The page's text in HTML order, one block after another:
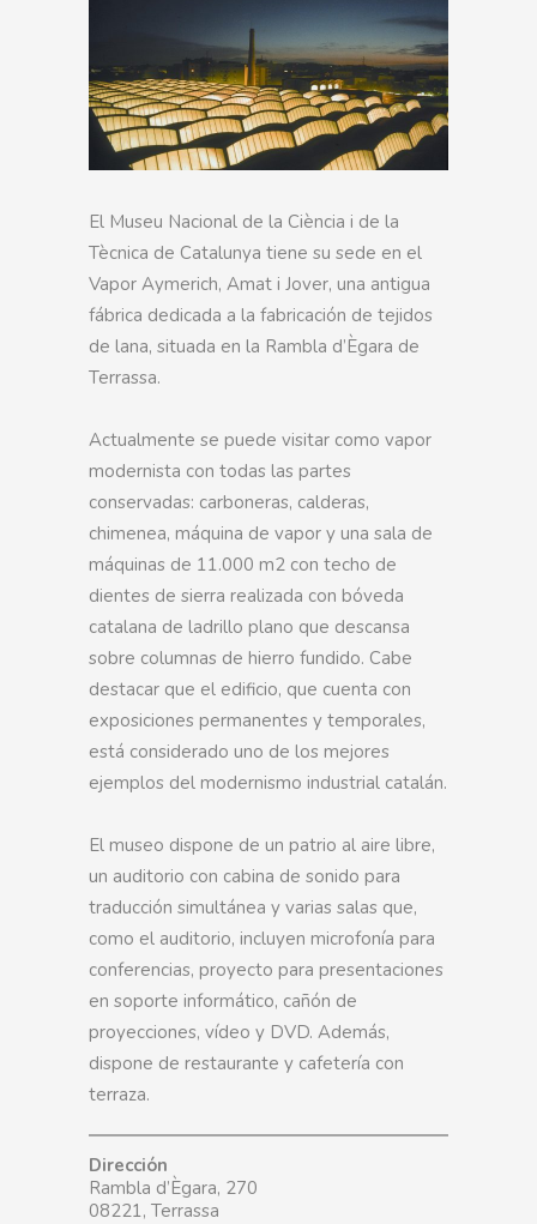
El Museu Nacional de la Ciència i de la
Tècnica de Catalunya tiene su sede en el
Vapor Aymerich, Amat i Jover, una antigua
fábrica dedicada a la fabricación de tejidos
de lana, situada en la Rambla d’Ègara de
Terrassa.
Actualmente se puede visitar como vapor
modernista con todas las partes
conservadas: carboneras, calderas,
chimenea, máquina de vapor y una sala de
máquinas de 11.000 m2 con techo de
dientes de sierra realizada con bóveda
catalana de ladrillo plano que descansa
sobre columnas de hierro fundido. Cabe
destacar que el edificio, que cuenta con
exposiciones permanentes y temporales,
está considerado uno de los mejores
ejemplos del modernismo industrial catalán.
El museo dispone de un patrio al aire libre,
un auditorio con cabina de sonido para
traducción simultánea y varias salas que,
como el auditorio, incluyen microfonía para
conferencias, proyecto para presentaciones
en soporte informático, cañón de
proyecciones, vídeo y DVD. Además,
dispone de restaurante y cafetería con
terraza.
Dirección
Rambla d’Ègara, 270
08221, Terrassa